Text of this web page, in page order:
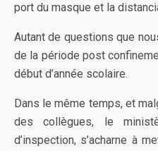
port du masque et la
Autant de questions que
de la période post
début d’année scolaire.
Dans le même temps, et
des collègues, le
d’inspection, s’acharne à